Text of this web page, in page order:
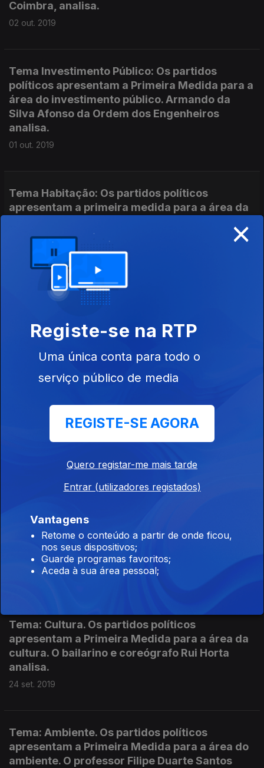
Coimbra, analisa.
02 out. 2019
Tema Investimento Público: Os partidos
políticos apresentam a Primeira Medida para a
área do investimento público. Armando da
Silva Afonso da Ordem dos Engenheiros
analisa.
01 out. 2019
Tema Habitação: Os partidos políticos
apresentam a primeira medida para a área da
Malheiros analisa.
Tema Emprego e Pensões: Os partidos
área do emprego e pensões. O professor
Amílcar Moreira, do Instituto de Ciências
Sociais da Universidade de Lisboa, analisa.
27 set. 2019
Tema: Educação. Os partidos políticos
apresentam a Primeira Medida para a área da
Conselho das Escolas, analisa.
Tema: Economia. Os partidos políticos
apresentam a Primeira Medida para a área da
economia. O professor José Reis analisa.
25 set. 2019
Tema: Cultura. Os partidos políticos
apresentam a Primeira Medida para a área da
cultura. O bailarino e coreógrafo Rui Horta
analisa.
24 set. 2019
Tema: Ambiente. Os partidos políticos
apresentam a Primeira Medida para a área do
ambiente. O professor Filipe Duarte Santos
×
Registe-se na RTP
Uma única conta para todo o
serviço público de media
REGISTE-SE AGORA
Quero registar-me mais tarde
Entrar (utilizadores registados)
Vantagens
Retome o conteúdo a partir de onde ficou,
nos seus dispositivos;
Guarde programas favoritos;
Aceda à sua área pessoal;